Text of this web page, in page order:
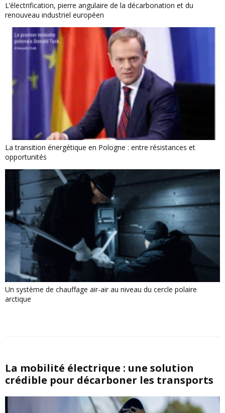
L’électrification, pierre angulaire de la décarbonation et du
renouveau industriel européen
La transition énergétique en Pologne : entre résistances et
opportunités
Un système de chauffage air-air au niveau du cercle polaire
arctique
La mobilité électrique : une solution
crédible pour décarboner les transports